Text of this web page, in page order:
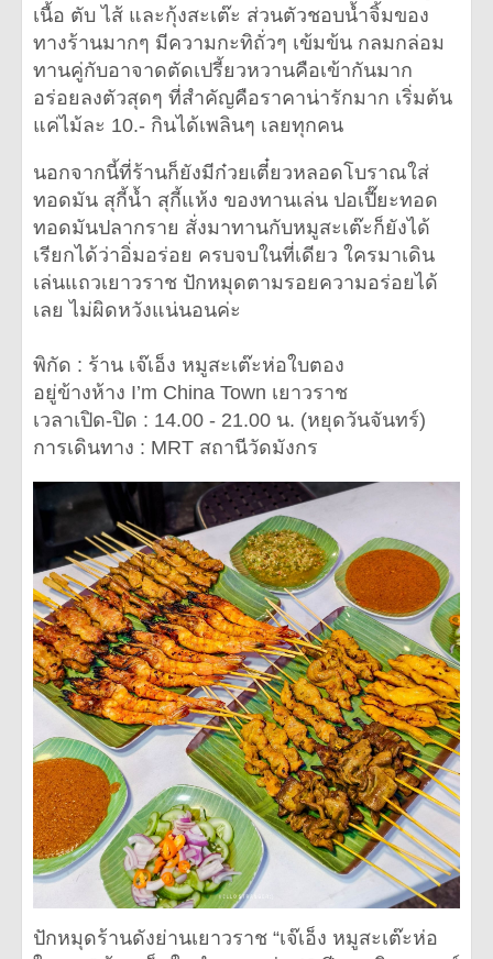
เนื้อ ตับ ไส้ และกุ้งสะเต๊ะ ส่วนตัวชอบน้ำจิ้มของ
ทางร้านมากๆ มีความกะทิถั่วๆ เข้มข้น กลมกล่อม
ทานคู่กับอาจาดตัดเปรี้ยวหวานคือเข้ากันมาก
อร่อยลงตัวสุดๆ ที่สำคัญคือราคาน่ารักมาก เริ่มต้น
แค่ไม้ละ 10.- กินได้เพลินๆ เลยทุกคน
นอกจากนี้ที่ร้านก็ยังมีก๋วยเตี๋ยวหลอดโบราณใส่
ทอดมัน สุกี้น้ำ สุกี้แห้ง ของทานเล่น ปอเปี๊ยะทอด
ทอดมันปลากราย สั่งมาทานกับหมูสะเต๊ะก็ยังได้
เรียกได้ว่าอิ่มอร่อย ครบจบในที่เดียว ใครมาเดิน
เล่นแถวเยาวราช ปักหมุดตามรอยความอร่อยได้
เลย ไม่ผิดหวังแน่นอนค่ะ
พิกัด : ร้าน เจ๊เอ็ง หมูสะเต๊ะห่อใบตอง
อยู่ข้างห้าง I’m China Town เยาวราช
เวลาเปิด-ปิด : 14.00 - 21.00 น. (หยุดวันจันทร์)
การเดินทาง : MRT สถานีวัดมังกร
ปักหมุดร้านดังย่านเยาวราช “เจ๊เอ็ง หมูสะเต๊ะห่อ